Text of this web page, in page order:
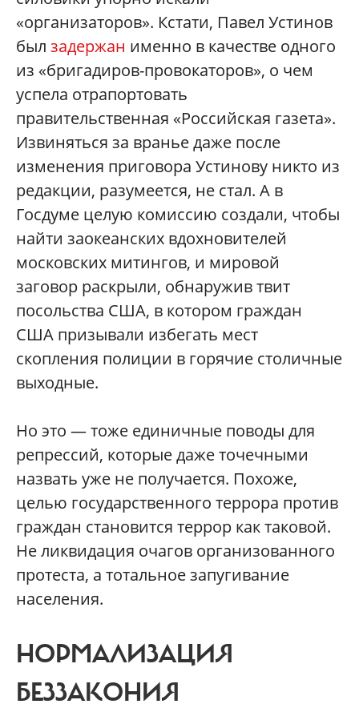
«организаторов». Кстати, Павел Устинов
был задержан именно в качестве одного
из «бригадиров-провокаторов», о чем
успела отрапортовать
правительственная «Российская газета».
Извиняться за вранье даже после
изменения приговора Устинову никто из
редакции, разумеется, не стал. А в
Госдуме целую комиссию создали, чтобы
найти заокеанских вдохновителей
московских митингов, и мировой
заговор раскрыли, обнаружив твит
посольства США, в котором граждан
США призывали избегать мест
скопления полиции в горячие столичные
выходные.
Но это — тоже единичные поводы для
репрессий, которые даже точечными
назвать уже не получается. Похоже,
целью государственного террора против
граждан становится террор как таковой.
Не ликвидация очагов организованного
протеста, а тотальное запугивание
населения.
НОРМАЛИЗАЦИЯ
БЕЗЗАКОНИЯ